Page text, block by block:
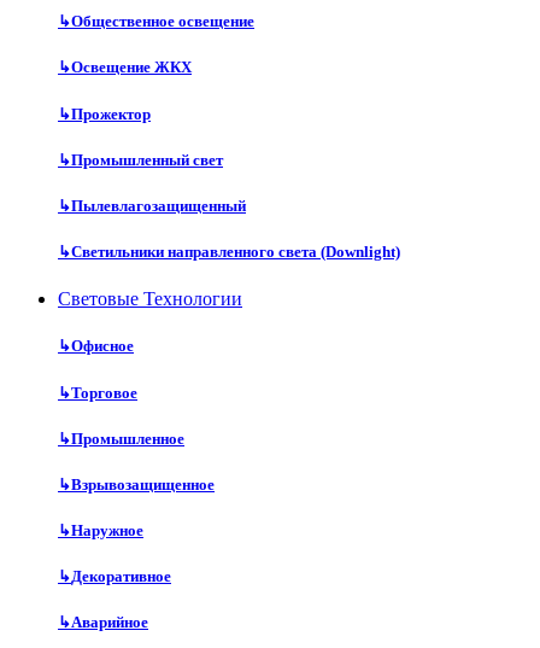
↳Общественное освещение
↳Освещение ЖКХ
↳Прожектор
↳Промышленный свет
↳Пылевлагозащищенный
↳Светильники направленного света (Downlight)
Световые Технологии
↳Офисное
↳Торговое
↳Промышленное
↳Взрывозащищенное
↳Наружное
↳Декоративное
↳Аварийное